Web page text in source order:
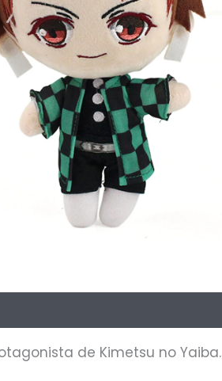
de Kimetsu no Yaiba.